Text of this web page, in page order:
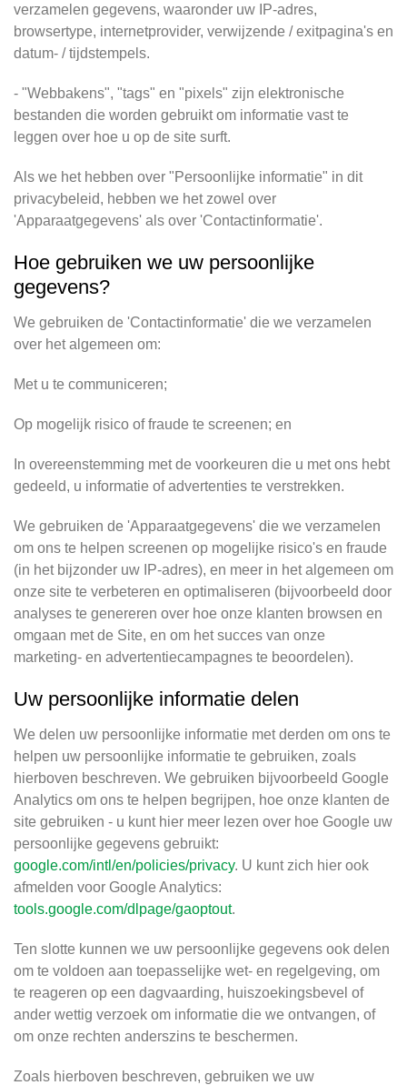
verzamelen gegevens, waaronder uw IP-adres,
browsertype, internetprovider, verwijzende / exitpagina's en
datum- / tijdstempels.
- "Webbakens", "tags" en "pixels" zijn elektronische
bestanden die worden gebruikt om informatie vast te
leggen over hoe u op de site surft.
Als we het hebben over "Persoonlijke informatie" in dit
privacybeleid, hebben we het zowel over
'Apparaatgegevens' als over 'Contactinformatie'.
Hoe gebruiken we uw persoonlijke
gegevens?
We gebruiken de 'Contactinformatie' die we verzamelen
over het algemeen om:
Met u te communiceren;
Op mogelijk risico of fraude te screenen; en
In overeenstemming met de voorkeuren die u met ons hebt
gedeeld, u informatie of advertenties te verstrekken.
We gebruiken de 'Apparaatgegevens' die we verzamelen
om ons te helpen screenen op mogelijke risico's en fraude
(in het bijzonder uw IP-adres), en meer in het algemeen om
onze site te verbeteren en optimaliseren (bijvoorbeeld door
analyses te genereren over hoe onze klanten browsen en
omgaan met de Site, en om het succes van onze
marketing- en advertentiecampagnes te beoordelen).
Uw persoonlijke informatie delen
We delen uw persoonlijke informatie met derden om ons te
helpen uw persoonlijke informatie te gebruiken, zoals
hierboven beschreven. We gebruiken bijvoorbeeld Google
Analytics om ons te helpen begrijpen, hoe onze klanten de
site gebruiken - u kunt hier meer lezen over hoe Google uw
persoonlijke gegevens gebruikt:
google.com/intl/en/policies/privacy. U kunt zich hier ook
afmelden voor Google Analytics:
tools.google.com/dlpage/gaoptout.
Ten slotte kunnen we uw persoonlijke gegevens ook delen
om te voldoen aan toepasselijke wet- en regelgeving, om
te reageren op een dagvaarding, huiszoekingsbevel of
ander wettig verzoek om informatie die we ontvangen, of
om onze rechten anderszins te beschermen.
Zoals hierboven beschreven, gebruiken we uw